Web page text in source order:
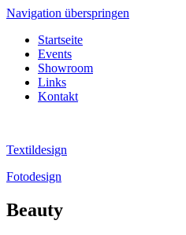
Navigation überspringen
Startseite
Events
Showroom
Links
Kontakt
Textildesign
Fotodesign
Beauty